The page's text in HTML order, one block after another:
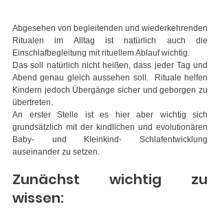
Abgesehen von begleitenden und wiederkehrenden
Ritualen im Alltag ist natürlich auch die
Einschlafbegleitung mit rituellem Ablauf wichtig.
Das soll natürlich nicht heißen, dass jeder Tag und
Abend genau gleich aussehen soll.  Rituale helfen
Kindern jedoch Übergänge sicher und geborgen zu
übertreten.
An erster Stelle ist es hier aber wichtig sich
grundsätzlich mit der kindlichen und evolutionären
Baby- und Kleinkind- Schlafentwicklung
auseinander zu setzen.
Zunächst wichtig zu
wissen: